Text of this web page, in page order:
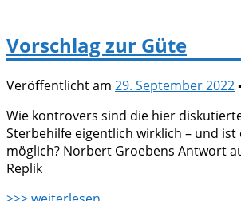
Vorschlag zur Güte
Veröffentlicht am 29. September 2022▪
Wie kontrovers sind die hier
Sterbehilfe eigentlich wirklich – und ist
möglich? Norbert Groebens Antwort
Replik